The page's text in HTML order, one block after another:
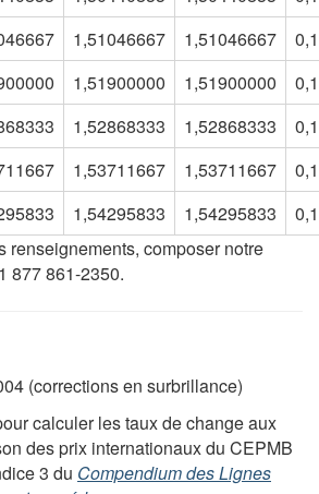
1,51046667 1,51046667
1,51900000 1,51900000
1,52868333 1,52868333
1,53711667 1,53711667
1,54295833 1,54295833
renseignements, composer notre
877 861-2350.
(corrections en surbrillance)
calculer les taux de change aux
des prix internationaux du CEPMB
3 du Compendium des Lignes